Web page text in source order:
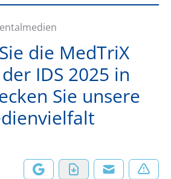
die MedTriX
IDS 2025 in
Sie unsere